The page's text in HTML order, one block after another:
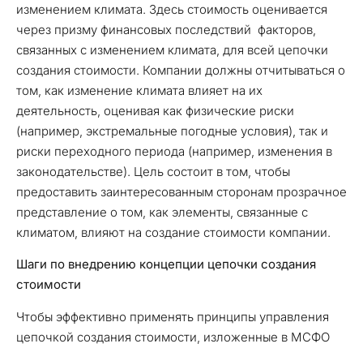
изменением климата. Здесь стоимость оценивается
через призму финансовых последствий факторов,
связанных с изменением климата, для всей цепочки
создания стоимости. Компании должны отчитываться о
том, как изменение климата влияет на их
деятельность, оценивая как физические риски
(например, экстремальные погодные условия), так и
риски переходного периода (например, изменения в
законодательстве). Цель состоит в том, чтобы
предоставить заинтересованным сторонам прозрачное
представление о том, как элементы, связанные с
климатом, влияют на создание стоимости компании.
Шаги по внедрению концепции цепочки создания
стоимости
Чтобы эффективно применять принципы управления
цепочкой создания стоимости, изложенные в МСФО